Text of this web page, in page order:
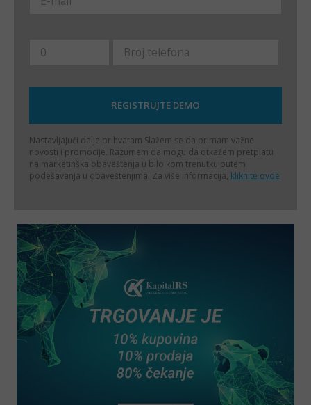
Nastavljajući dalje prihvatam Slažem se da primam važne
novosti i promocije. Razumem da mogu da otkažem pretplatu
na marketinška obaveštenja u bilo kom trenutku putem
podešavanja u obaveštenjima. Za više informacija, kliknite ovde